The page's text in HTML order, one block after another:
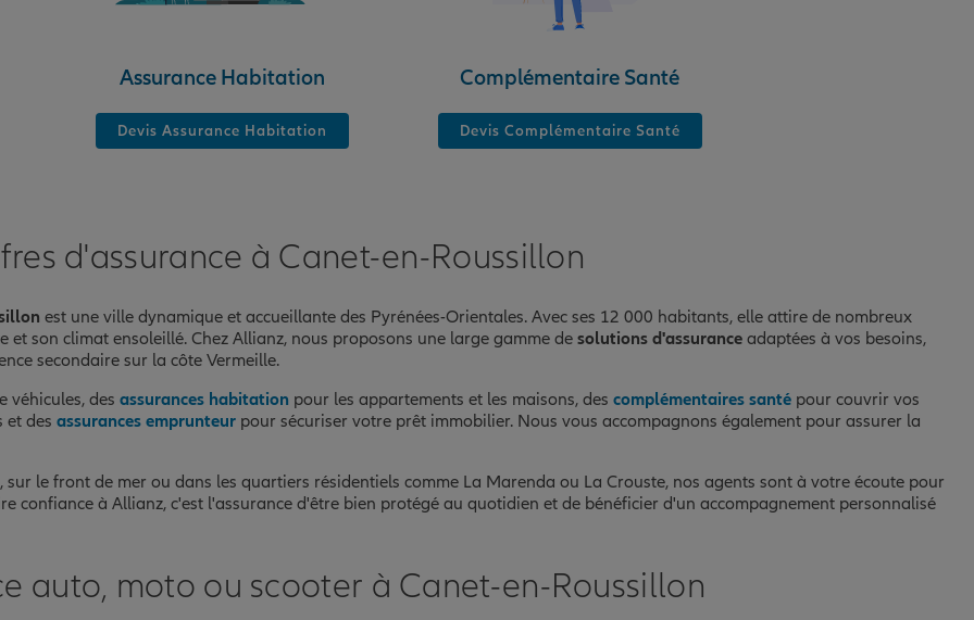
Assurance Habitation
Devis Assurance Habitation
Complémentaire Santé
Devis Complémentaire Santé
d'assurance à Canet-en-Roussillon
est une ville dynamique et accueillante des Pyrénées-Orientales. Avec ses 12 000 habitants, elle attire de nombreux
son climat ensoleillé. Chez Allianz, nous proposons une large gamme de solutions d'assurance adaptées à vos besoins,
secondaire sur la côte Vermeille.
véhicules, des assurances habitation pour les appartements et les maisons, des complémentaires santé pour couvrir vos
et des assurances emprunteur pour sécuriser votre prêt immobilier. Nous vous accompagnons également pour assurer la
le front de mer ou dans les quartiers résidentiels comme La Marenda ou La Crouste, nos agents sont à votre écoute pour
confiance à Allianz, c'est l'assurance d'être bien protégé au quotidien et de bénéficier d'un accompagnement personnalisé
auto, moto ou scooter à Canet-en-Roussillon